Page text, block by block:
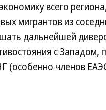
всего
мигрантов из
дальнейшей
с Западом,
(особенно членов